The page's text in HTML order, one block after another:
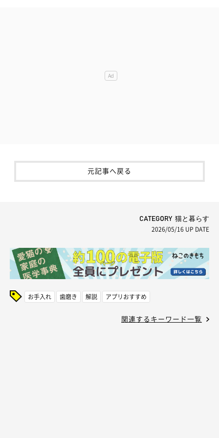
元記事へ戻る
CATEGORY 猫と暮らす
2026/05/16 UP DATE
お手入れ 歯磨き 解説 アプリおすすめ
関連するキーワード一覧